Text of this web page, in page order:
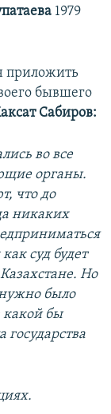
1979
приложить
бывшего
Сабиров:
во все
органы.
что до
никаких
суд будет
Но
нужно было
какой бы